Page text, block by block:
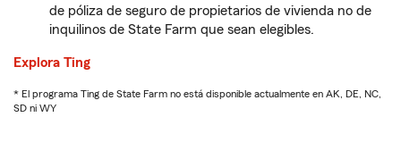
de póliza de seguro de propietarios de vivienda no de
inquilinos de State Farm que sean elegibles.
Explora Ting
* El programa Ting de State Farm no está disponible actualmente en AK, DE, NC,
SD ni WY